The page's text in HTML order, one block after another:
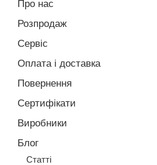
Про нас
Розпродаж
Сервіс
Оплата і доставка
Повернення
Сертифікати
Виробники
Блог
Статті